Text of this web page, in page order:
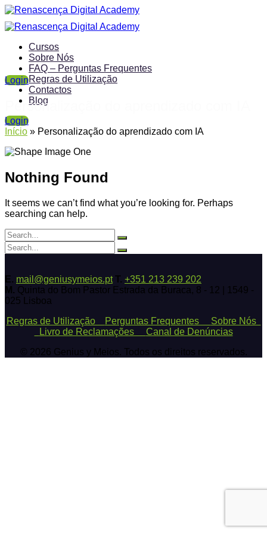
Cursos
Sobre Nós
FAQ – Perguntas Frequentes
Regras de Utilização
Contactos
Blog
Login
Login
Personalização do aprendizado com IA
Início » Personalização do aprendizado com IA
Nothing Found
It seems we can’t find what you’re looking for. Perhaps
searching can help.
E. mail@geniusymeios.pt T. +351 213 239 202
M. Quinta do Bom Pastor Estrada da Buraca, 8 - 12 | 1549 -
025 Lisboa
Regras de Utilização
Perguntas Frequentes Sobre Nós
Livro de Reclamações Canal de Denúncias
© 2026 Genius y Meios. Todos os direitos reservados.